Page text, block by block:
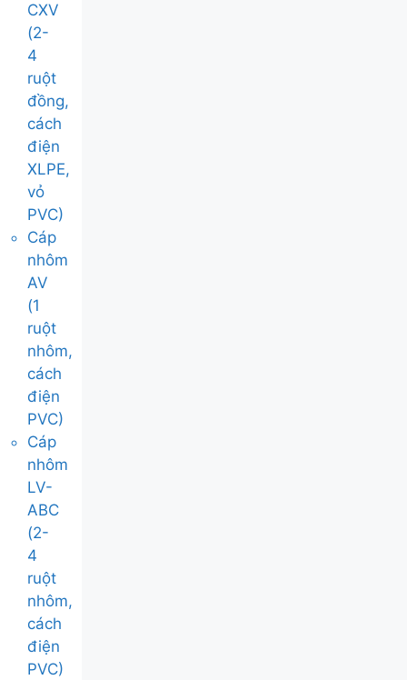
CXV
(2-
4
ruột
đồng,
cách
điện
XLPE,
vỏ
PVC)
Cáp
nhôm
AV
(1
ruột
nhôm,
cách
điện
PVC)
Cáp
nhôm
LV-
ABC
(2-
4
ruột
nhôm,
cách
điện
PVC)